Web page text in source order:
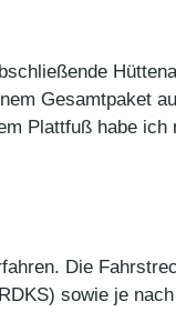
Gesamtpaket
Plattfuß habe ich
Die
sowie je